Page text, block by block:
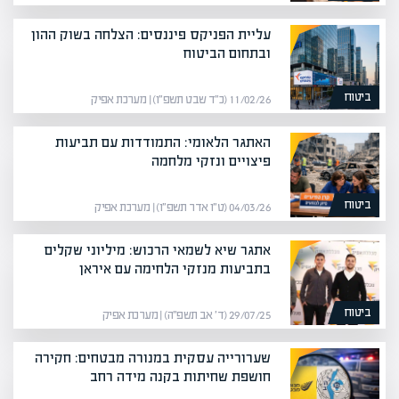
ביטוח
עליית הפניקס פיננסים: הצלחה בשוק ההון
ובתחום הביטוח
11/02/26 (כ״ד שבט תשפ״ו) | מערכת אפיק
ביטוח
האתגר הלאומי: התמודדות עם תביעות
פיצויים ונזקי מלחמה
04/03/26 (ט״ו אדר תשפ״ו) | מערכת אפיק
ביטוח
אתגר שיא לשמאי הרכוש: מיליוני שקלים
בתביעות מנזקי הלחימה עם איראן
29/07/25 (ד׳ אב תשפ״ה) | מערכת אפיק
שערורייה עסקית במנורה מבטחים: חקירה
חושפת שחיתות בקנה מידה רחב